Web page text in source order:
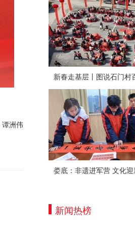
洲伟
娄底：非遗进军营 文化迎
新闻热榜